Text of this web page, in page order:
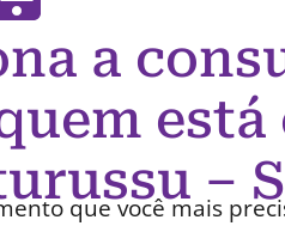
a
está
–
que você mais